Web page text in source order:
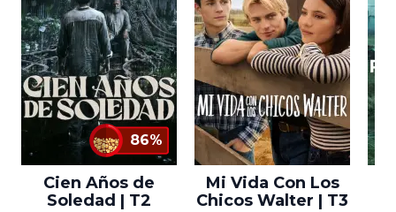
86%
Cien Años de
Soledad | T2
Mi Vida Con Los
Chicos Walter | T3